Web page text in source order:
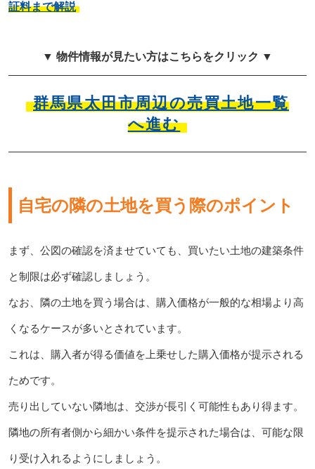
証料まで解説
▼ 物件情報が見たい方はこちらをクリック ▼
群馬県太田市周辺の売買土地一覧
へ進む
自宅の隣の土地を買う際のポイント
まず、公図の確認を済ませていても、買いたい土地の建築条件
と制限は必ず確認しましょう。
なお、隣の土地を買う場合は、購入価格が一般的な相場より高
くなるケースが多いとされています。
これは、購入者が得る価値を上乗せした購入価格が提示される
ためです。
売り出していない隣地は、交渉が長引く可能性もあり得ます。
隣地の所有者側から細かい条件を提示された場合は、可能な限
り受け入れるようにしましょう。